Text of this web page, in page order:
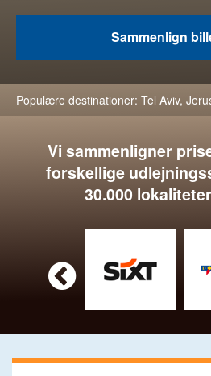
Sammenlign
Populære destinationer: Tel Aviv,
Vi sammenligner
forskellige
30.000
